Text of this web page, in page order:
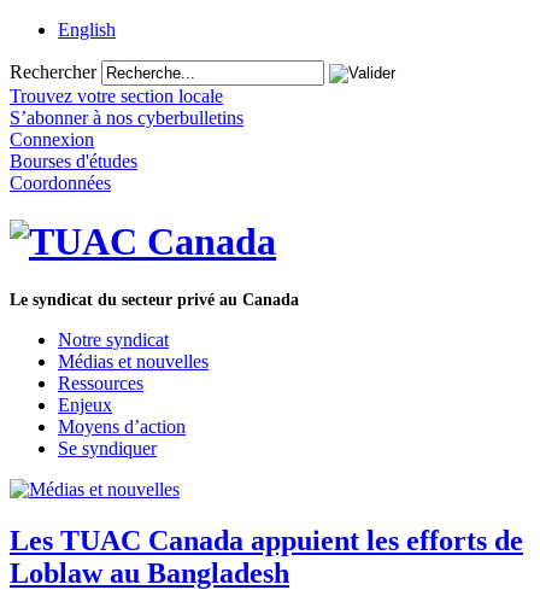
English
Rechercher
Trouvez votre section locale
S’abonner à nos cyberbulletins
Connexion
Bourses d'études
Coordonnées
Le syndicat du secteur privé au Canada
Notre syndicat
Médias et nouvelles
Ressources
Enjeux
Moyens d’action
Se syndiquer
Les TUAC Canada appuient les efforts de
Loblaw au Bangladesh